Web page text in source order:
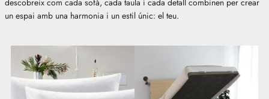
descobreix com cada sofà, cada taula i cada detall combinen per crear
un espai amb una harmonia i un estil únic: el teu.